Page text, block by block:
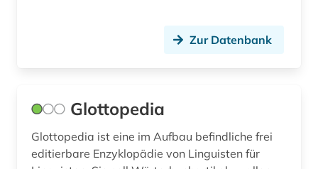
lateinamerika (13)
lateinamerikaforschung (1)
lexikon (3)
Zur Datenbank
Glottopedia
Glottopedia ist eine im Aufbau befindliche frei
editierbare Enzyklopädie von Linguisten für